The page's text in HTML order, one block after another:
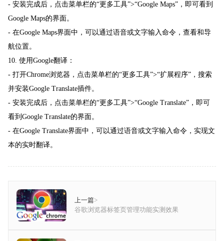
- 安装完成后，点击菜单栏的“更多工具”>“Google Maps”，即可看到
Google Maps的界面。
- 在Google Maps界面中，可以通过语音或文字输入命令，查看和导
航位置。
10. 使用Google翻译：
- 打开Chrome浏览器，点击菜单栏的“更多工具”>“扩展程序”，搜索
并安装Google Translate插件。
- 安装完成后，点击菜单栏的“更多工具”>“Google Translate”，即可
看到Google Translate的界面。
- 在Google Translate界面中，可以通过语音或文字输入命令，实现文
本的实时翻译。
上一篇>
谷歌浏览器标签页管理功能实测效果